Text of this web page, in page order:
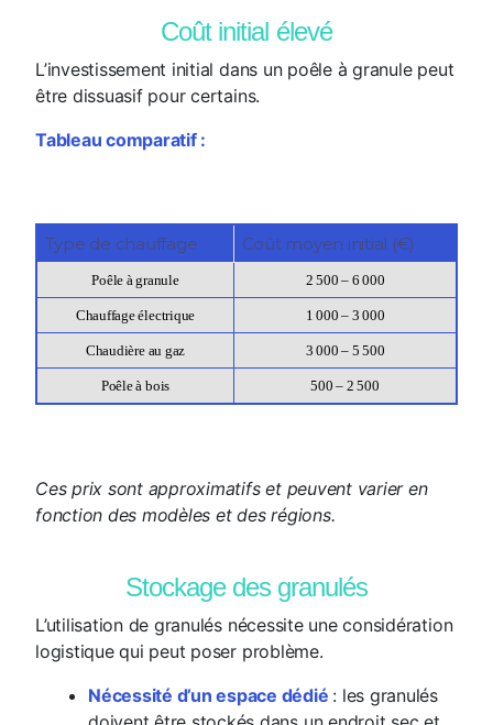
Coût initial élevé
L’investissement initial dans un poêle à granule peut
être dissuasif pour certains.
Tableau comparatif :
Type de chauffage Coût moyen initial (€)
Poêle à granule 2 500 – 6 000
Chauffage électrique 1 000 – 3 000
Chaudière au gaz 3 000 – 5 500
Poêle à bois 500 – 2 500
Ces prix sont approximatifs et peuvent varier en
fonction des modèles et des régions.
Stockage des granulés
L’utilisation de granulés nécessite une considération
logistique qui peut poser problème.
Nécessité d’un espace dédié : les granulés